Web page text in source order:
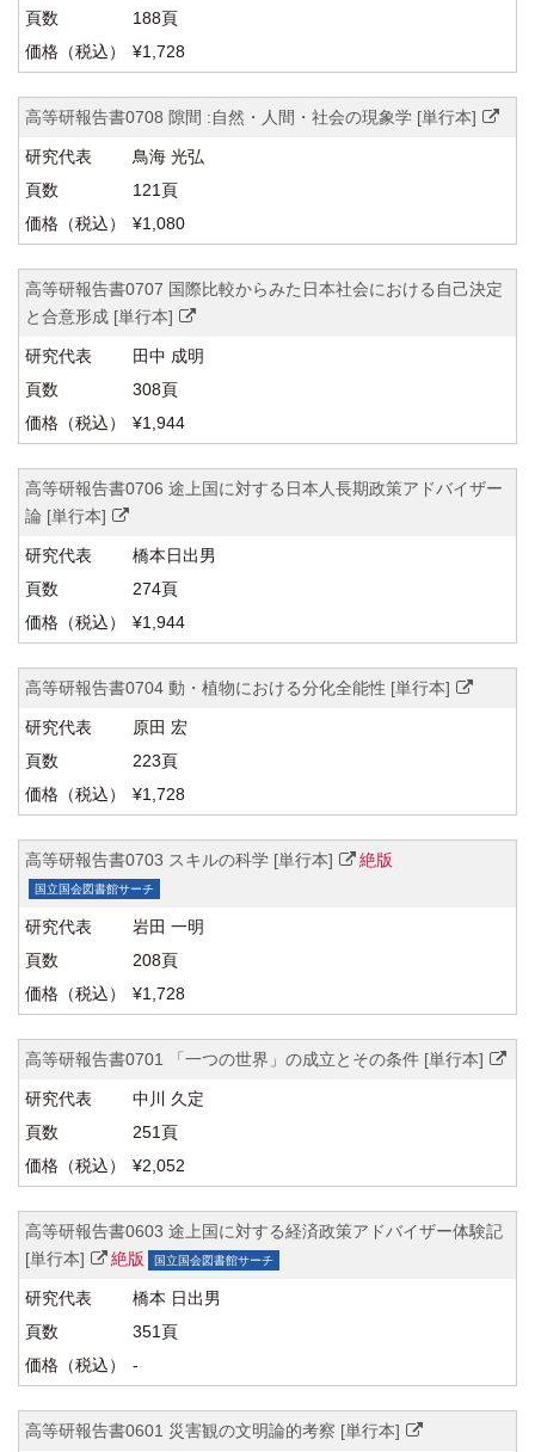
188頁
¥1,728
高等研報告書0708 隙間 :自然・人間・社会の現象学 [単行本]
鳥海 光弘
121頁
¥1,080
高等研報告書0707 国際比較からみた日本社会における自己決定
と合意形成 [単行本]
田中 成明
308頁
¥1,944
高等研報告書0706 途上国に対する日本人長期政策アドバイザー
論 [単行本]
橋本日出男
274頁
¥1,944
高等研報告書0704 動・植物における分化全能性 [単行本]
原田 宏
223頁
¥1,728
高等研報告書0703 スキルの科学 [単行本] 絶版
国立国会図書館サーチ
岩田 一明
208頁
¥1,728
高等研報告書0701 「一つの世界」の成立とその条件 [単行本]
中川 久定
251頁
¥2,052
高等研報告書0603 途上国に対する経済政策アドバイザー体験記
[単行本]
絶版 国立国会図書館サーチ
橋本 日出男
351頁
-
高等研報告書0601 災害観の文明論的考察 [単行本]